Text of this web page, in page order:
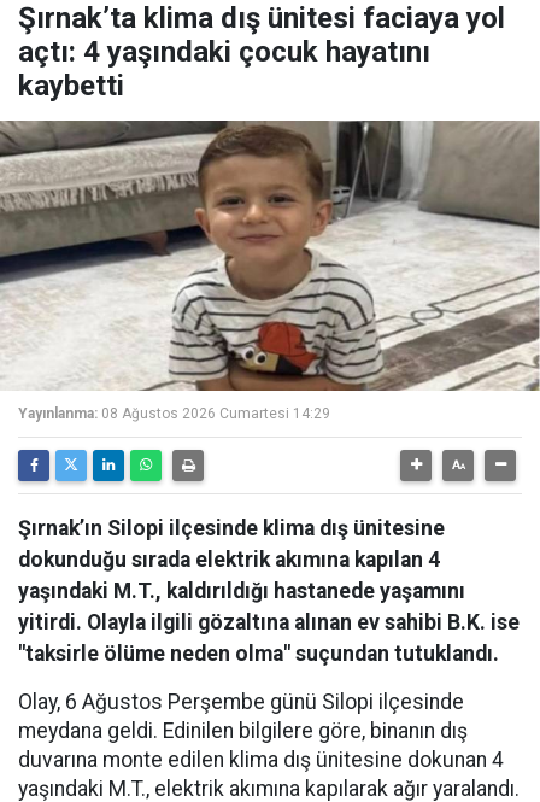
Şırnak’ta klima dış ünitesi faciaya yol
açtı: 4 yaşındaki çocuk hayatını
kaybetti
Yayınlanma: 08 Ağustos 2026 Cumartesi 14:29
Şırnak’ın Silopi ilçesinde klima dış ünitesine
dokunduğu sırada elektrik akımına kapılan 4
yaşındaki M.T., kaldırıldığı hastanede yaşamını
yitirdi. Olayla ilgili gözaltına alınan ev sahibi B.K. ise
"taksirle ölüme neden olma" suçundan tutuklandı.
Olay, 6 Ağustos Perşembe günü Silopi ilçesinde
meydana geldi. Edinilen bilgilere göre, binanın dış
duvarına monte edilen klima dış ünitesine dokunan 4
yaşındaki M.T., elektrik akımına kapılarak ağır yaralandı.